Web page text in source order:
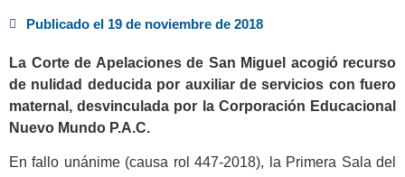
Publicado el 19 de noviembre de 2018
La Corte de Apelaciones de San Miguel acogió recurso
de nulidad deducida por auxiliar de servicios con fuero
maternal, desvinculada por la Corporación Educacional
Nuevo Mundo P.A.C.
En fallo unánime (causa rol 447-2018), la Primera Sala del